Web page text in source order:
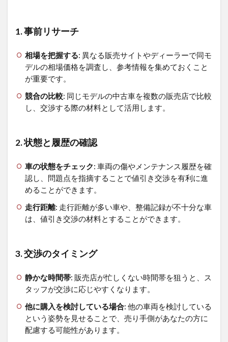
1. 事前リサーチ
相場を把握する: 異なる販売サイトやディーラーで同モ
デルの相場価格を調査し、参考情報を集めておくこと
が重要です。
競合の比較: 同じモデルの中古車を複数の販売店で比較
し、交渉する際の材料として活用します。
2. 状態と履歴の確認
車の状態をチェック: 車両の傷やメンテナンス履歴を確
認し、問題点を指摘することで値引き交渉を有利に進
めることができます。
走行距離: 走行距離が多い車や、整備記録が不十分な車
は、値引き交渉の材料とすることができます。
3. 交渉のタイミング
静かな時間帯: 販売店が忙しくない時間帯を狙うと、ス
タッフが交渉に応じやすくなります。
他に購入を検討している場合: 他の車両を検討している
という姿勢を見せることで、売り手側があなたの方に
配慮する可能性があります。